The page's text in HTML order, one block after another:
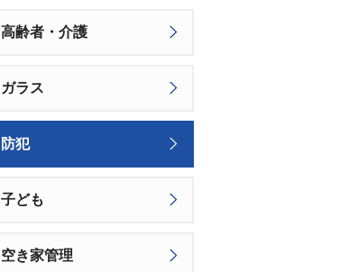
高齢者・介護
ガラス
防犯
子ども
空き家管理